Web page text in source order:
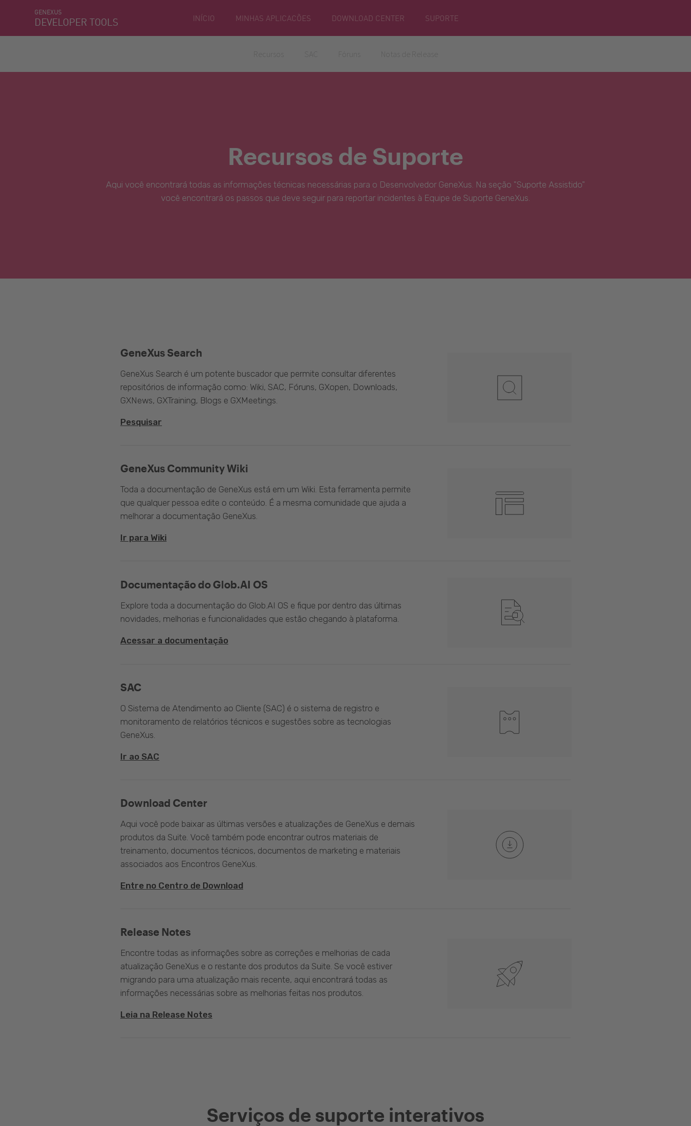
GENEXUS
DEVELOPER TOOLS INÍCIO MINHAS APLICACÕES DOWNLOAD CENTER SUPORTE
Recursos de Suporte
Aqui você encontrará todas as informações técnicas necessárias para o Desenvolvedor GeneXus. Na seção "Suporte Assistido"
você encontrará os passos que deve seguir para reportar incidentes à Equipe de Suporte GeneXus.
GeneXus Community Wiki
Toda a documentação de GeneXus está em um Wiki. Esta ferramenta permite
que qualquer pessoa edite o conteúdo. É a mesma comunidade que ajuda a
melhorar a documentação GeneXus.
Ir para Wiki
GeneXus Search
GeneXus Search é um potente buscador que permite consultar diferentes
repositórios de informação como: Wiki, SAC, Fóruns, GXopen, Downloads,
GXNews, GXTraining, Blogs e GXMeetings.
Pesquisar
Documentação do Glob.AI OS
Explore toda a documentação do Glob.AI OS e fique por dentro das últimas
novidades, melhorias e funcionalidades que estão chegando à plataforma.
Acessar a documentação
SAC
O Sistema de Atendimento ao Cliente (SAC) é o sistema de registro e
monitoramento de relatórios técnicos e sugestões sobre as tecnologias
GeneXus.
Ir ao SAC
Download Center
Aqui você pode baixar as últimas versões e atualizações de GeneXus e demais
produtos da Suite. Você também pode encontrar outros materiais de
treinamento, documentos técnicos, documentos de marketing e materiais
associados aos Encontros GeneXus.
Entre no Centro de Download
Release Notes
Encontre todas as informações sobre as correções e melhorias de cada
atualização GeneXus e o restante dos produtos da Suite. Se você estiver
migrando para uma atualização mais recente, aqui encontrará todas as
informações necessárias sobre as melhorias feitas nos produtos.
Leia na Release Notes
Serviços de suporte interativos